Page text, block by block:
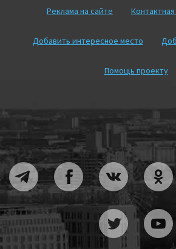
Реклама на сайте
Добавить интересное место
Помощь проекту